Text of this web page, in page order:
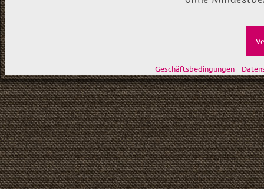
Geschäftsbedingungen